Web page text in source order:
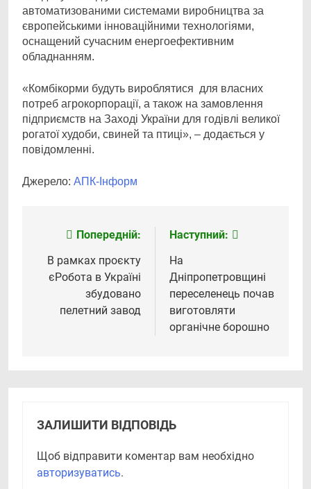
автоматизованими системами виробництва за
європейськими інноваційними технологіями,
оснащений сучасним енергоефективним
обладнанням.
«Комбікорми будуть вироблятися для власних
потреб агрокорпорації, а також на замовлення
підприємств на Заході України для годівлі великої
рогатої худоби, свиней та птиці», – додається у
повідомленні.
Джерело: АПК-Інформ
Навігація
записів
Попередній:
В рамках проєкту
єРобота в Україні
збудовано
пелетний завод
Наступний:
На
Дніпропетровщині
переселенець почав
виготовляти
органічне борошно
ЗАЛИШИТИ ВІДПОВІДЬ
Щоб відправити коментар вам необхідно
авторизуватись.